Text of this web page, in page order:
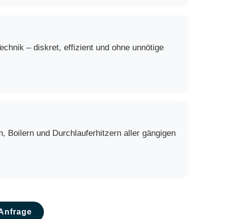
– diskret, effizient und ohne unnötige
Boilern und Durchlauferhitzern aller gängigen